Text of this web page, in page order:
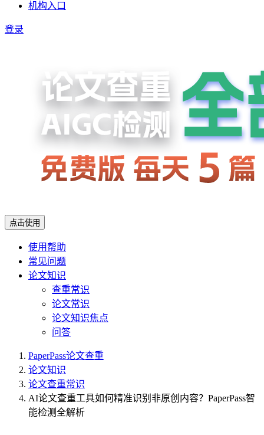
机构入口
登录
点击使用
使用帮助
常见问题
论文知识
查重常识
论文常识
论文知识焦点
问答
PaperPass论文查重
论文知识
论文查重常识
AI论文查重工具如何精准识别非原创内容？PaperPass智
能检测全解析